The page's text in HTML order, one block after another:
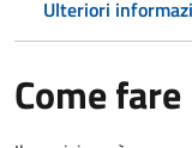
Ulteriori
Come fare